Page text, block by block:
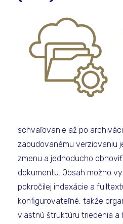
schvaľovanie až po
zabudovanému verziovaniu
zmenu a jednoducho
dokumentu. Obsah možno
pokročilej indexácie a
konfigurovateľné, takže
vlastnú štruktúru triedenia a